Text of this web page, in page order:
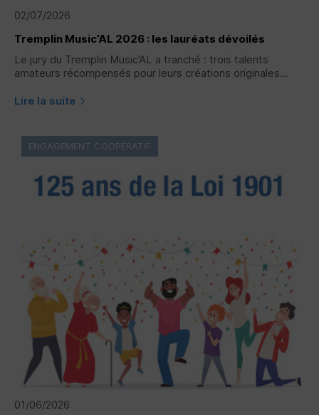
02/07/2026
Tremplin Music’AL 2026 : les lauréats dévoilés
Le jury du Tremplin Music’AL a tranché : trois talents
amateurs récompensés pour leurs créations originales...
Lire la suite
01/06/2026
ENGAGEMENT COOPÉRATIF